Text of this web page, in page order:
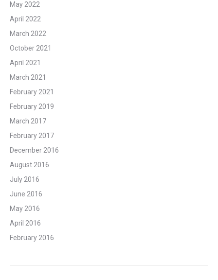
May 2022
April 2022
March 2022
October 2021
April 2021
March 2021
February 2021
February 2019
March 2017
February 2017
December 2016
August 2016
July 2016
June 2016
May 2016
April 2016
February 2016